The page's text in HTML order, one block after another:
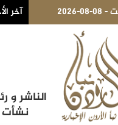
آخر
: "هيك هيك خسرنا القوة الناعمة
الناشر و
نشأت